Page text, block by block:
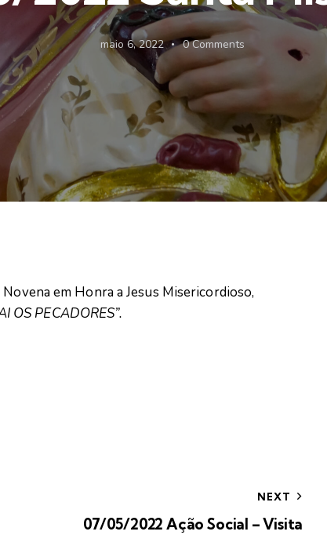
maio 6, 2022 0 Comments
em Honra a Jesus Misericordioso,
OS PECADORES”.
NEXT
07/05/2022 Ação Social – Visita